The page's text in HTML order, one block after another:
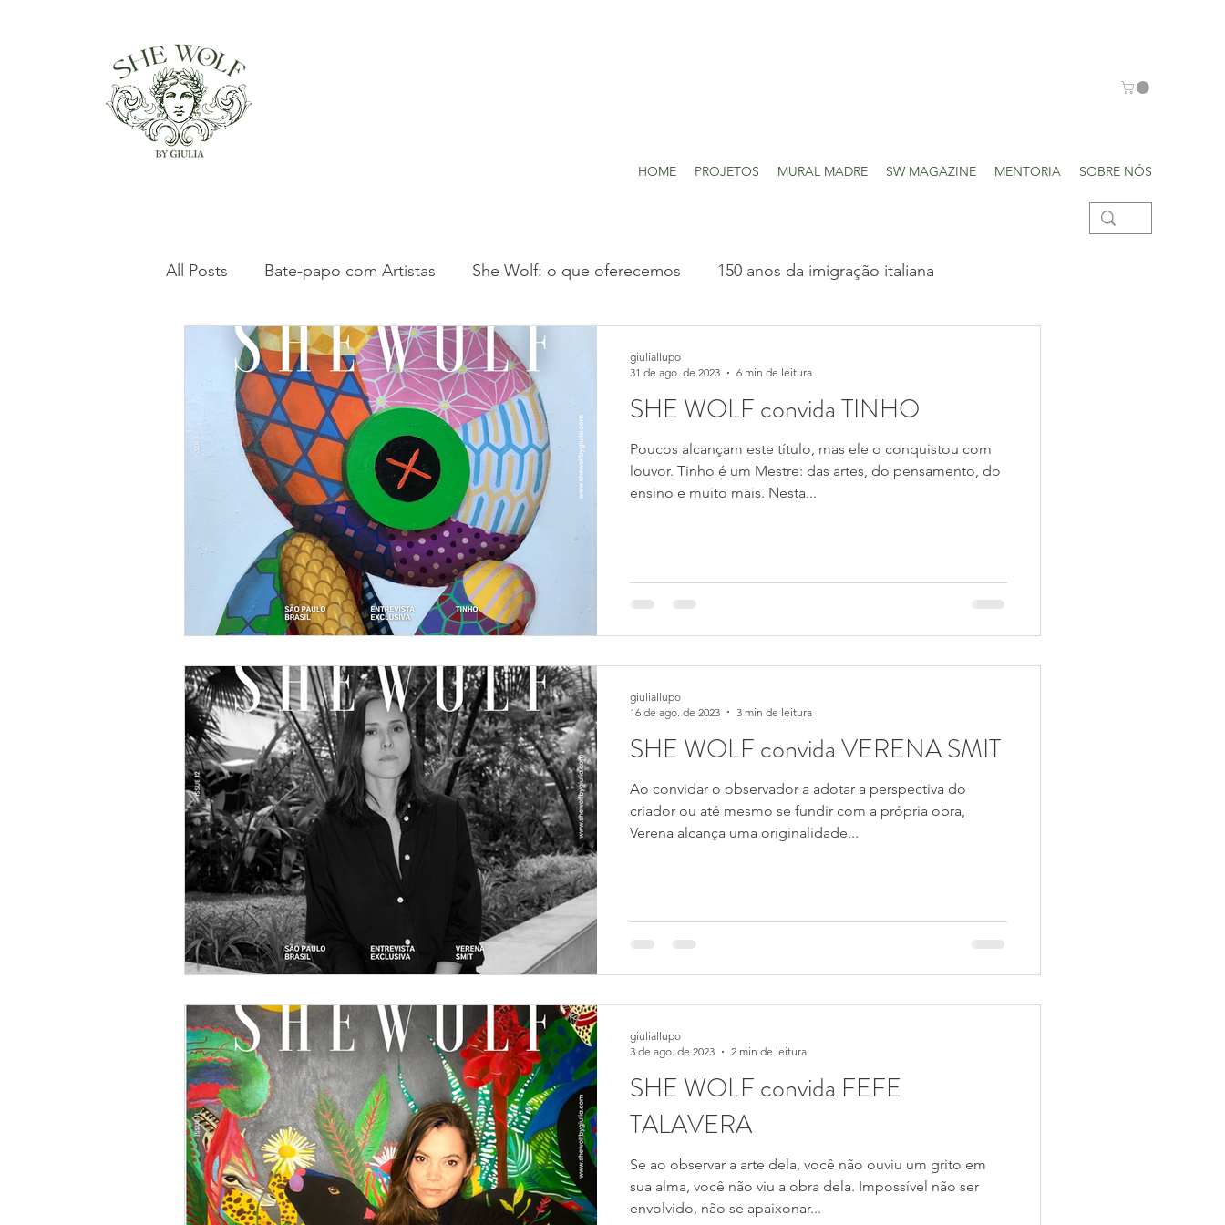
HOME PROJETOS MURAL MADRE SW MAGAZINE MENTORIA SOBRE NÓS
All Posts Bate-papo com Artistas She Wolf: o que oferecemos 150 anos da imigração italiana
Clássicos da Arte Italiana Projetos realizados
SHE WOLF convida TINHO
Poucos alcançam este título, mas ele o conquistou com
louvor. Tinho é um Mestre: das artes, do pensamento, do
ensino e muito mais. Nesta...
giuliallupo
31 de ago. de 2023
6 min de leitura
SHE WOLF convida VERENA SMIT
Ao convidar o observador a adotar a perspectiva do
criador ou até mesmo se fundir com a própria obra,
Verena alcança uma originalidade...
giuliallupo
16 de ago. de 2023
3 min de leitura
SHE WOLF convida FEFE
TALAVERA
Se ao observar a arte dela, você não ouviu um grito em
sua alma, você não viu a obra dela. Impossível não ser
envolvido, não se apaixonar...
giuliallupo
3 de ago. de 2023
2 min de leitura